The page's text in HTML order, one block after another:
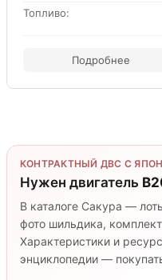
Топливо:
Подробнее
КОНТРАКТНЫЙ ДВС С
Нужен двигатель
В каталоге Сакура —
фото шильдика,
Характеристики и
энциклопедии —